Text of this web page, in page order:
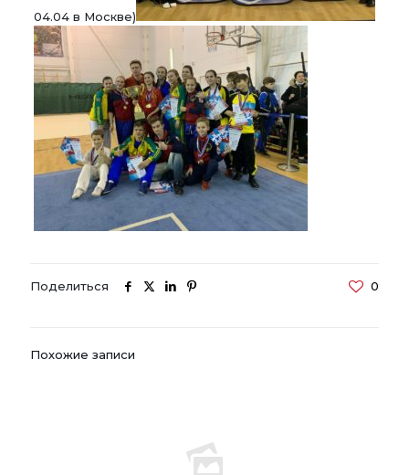
04.04 в Москве)
Поделиться 0
Похожие записи